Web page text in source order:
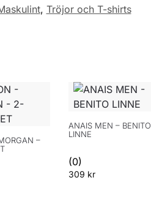
, Tröjor och T-shirts
–
ANAIS MEN – BENITO
LINNE
(0)
309 kr